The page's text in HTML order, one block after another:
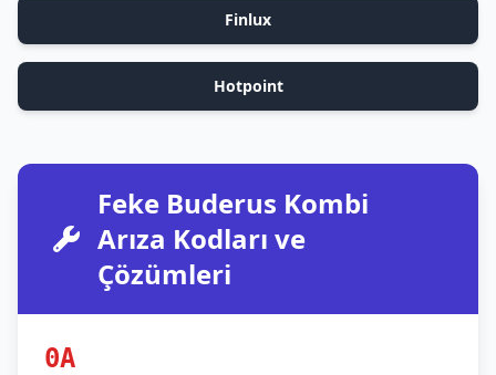
Finlux
Hotpoint
Feke Buderus Kombi
Arıza Kodları ve
Çözümleri
0A